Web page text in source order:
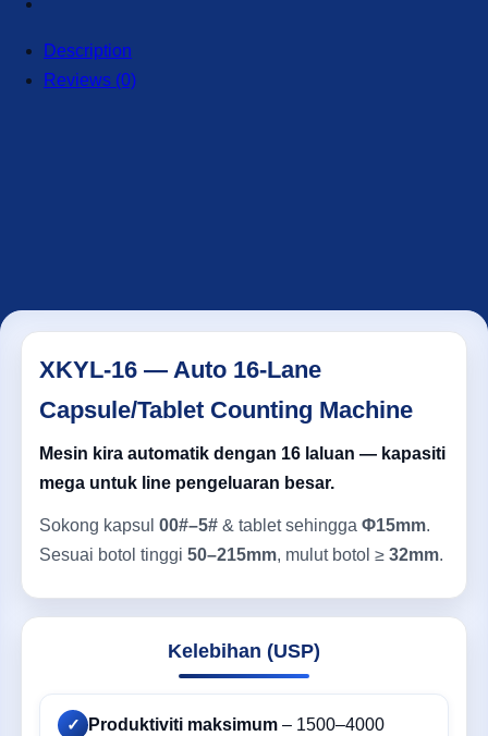
Description
Reviews (0)
XKYL-16 — Auto 16-Lane
Capsule/Tablet Counting Machine
Mesin kira automatik dengan 16 laluan — kapasiti
mega untuk line pengeluaran besar.
Sokong kapsul 00#–5# & tablet sehingga Φ15mm.
Sesuai botol tinggi 50–215mm, mulut botol ≥ 32mm.
Kelebihan (USP)
✓ Produktiviti maksimum – 1500–4000